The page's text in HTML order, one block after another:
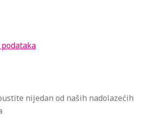
nijedan od naših nadolazećih